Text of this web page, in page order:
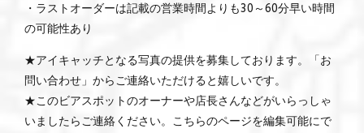
・ラストオーダーは記載の営業時間よりも30～60分早い時間
の可能性あり
★アイキャッチとなる写真の提供を募集しております。「お
問い合わせ」からご連絡いただけると嬉しいです。
★このビアスポットのオーナーや店長さんなどがいらっしゃ
いましたらご連絡ください。こちらのページを編集可能にで